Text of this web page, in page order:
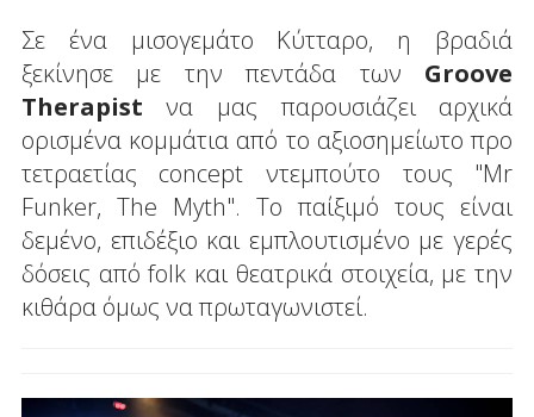
Σε ένα μισογεμάτο Κύτταρο, η βραδιά
ξεκίνησε με την πεντάδα των Groove
Therapist να μας παρουσιάζει αρχικά
ορισμένα κομμάτια από το αξιοσημείωτο προ
τετραετίας concept ντεμπούτο τους "Mr
Funker, The Myth". Το παίξιμό τους είναι
δεμένο, επιδέξιο και εμπλουτισμένο με γερές
δόσεις από folk και θεατρικά στοιχεία, με την
κιθάρα όμως να πρωταγωνιστεί.